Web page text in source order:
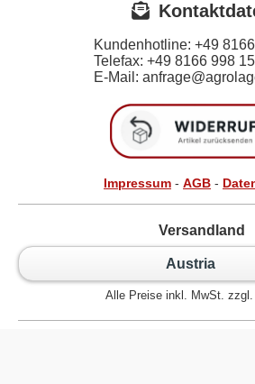
Kundenhotline: +49
Telefax: +49 8166 998
E-Mail:
Impressum - AGB -
Versandland
Austria
Alle Preise inkl. MwSt. zzgl.